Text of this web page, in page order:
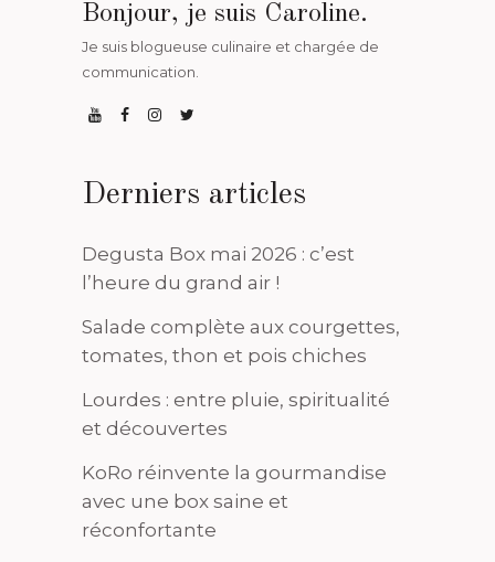
Bonjour, je suis Caroline.
Je suis blogueuse culinaire et chargée de
communication.
Derniers articles
Degusta Box mai 2026 : c’est
l’heure du grand air !
Salade complète aux courgettes,
tomates, thon et pois chiches
Lourdes : entre pluie, spiritualité
et découvertes
KoRo réinvente la gourmandise
avec une box saine et
réconfortante